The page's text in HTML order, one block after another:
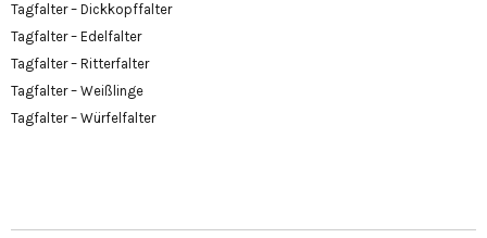
Tagfalter – Dickkopffalter
Tagfalter – Edelfalter
Tagfalter – Ritterfalter
Tagfalter – Weißlinge
Tagfalter – Würfelfalter